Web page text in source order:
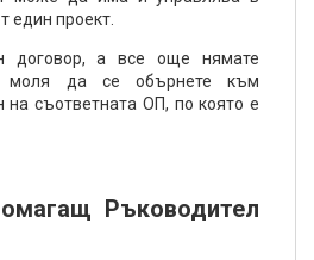
един проект.
договор, а все още нямате
моля да се обърнете към
на съответната ОП, по която е
Ръководител